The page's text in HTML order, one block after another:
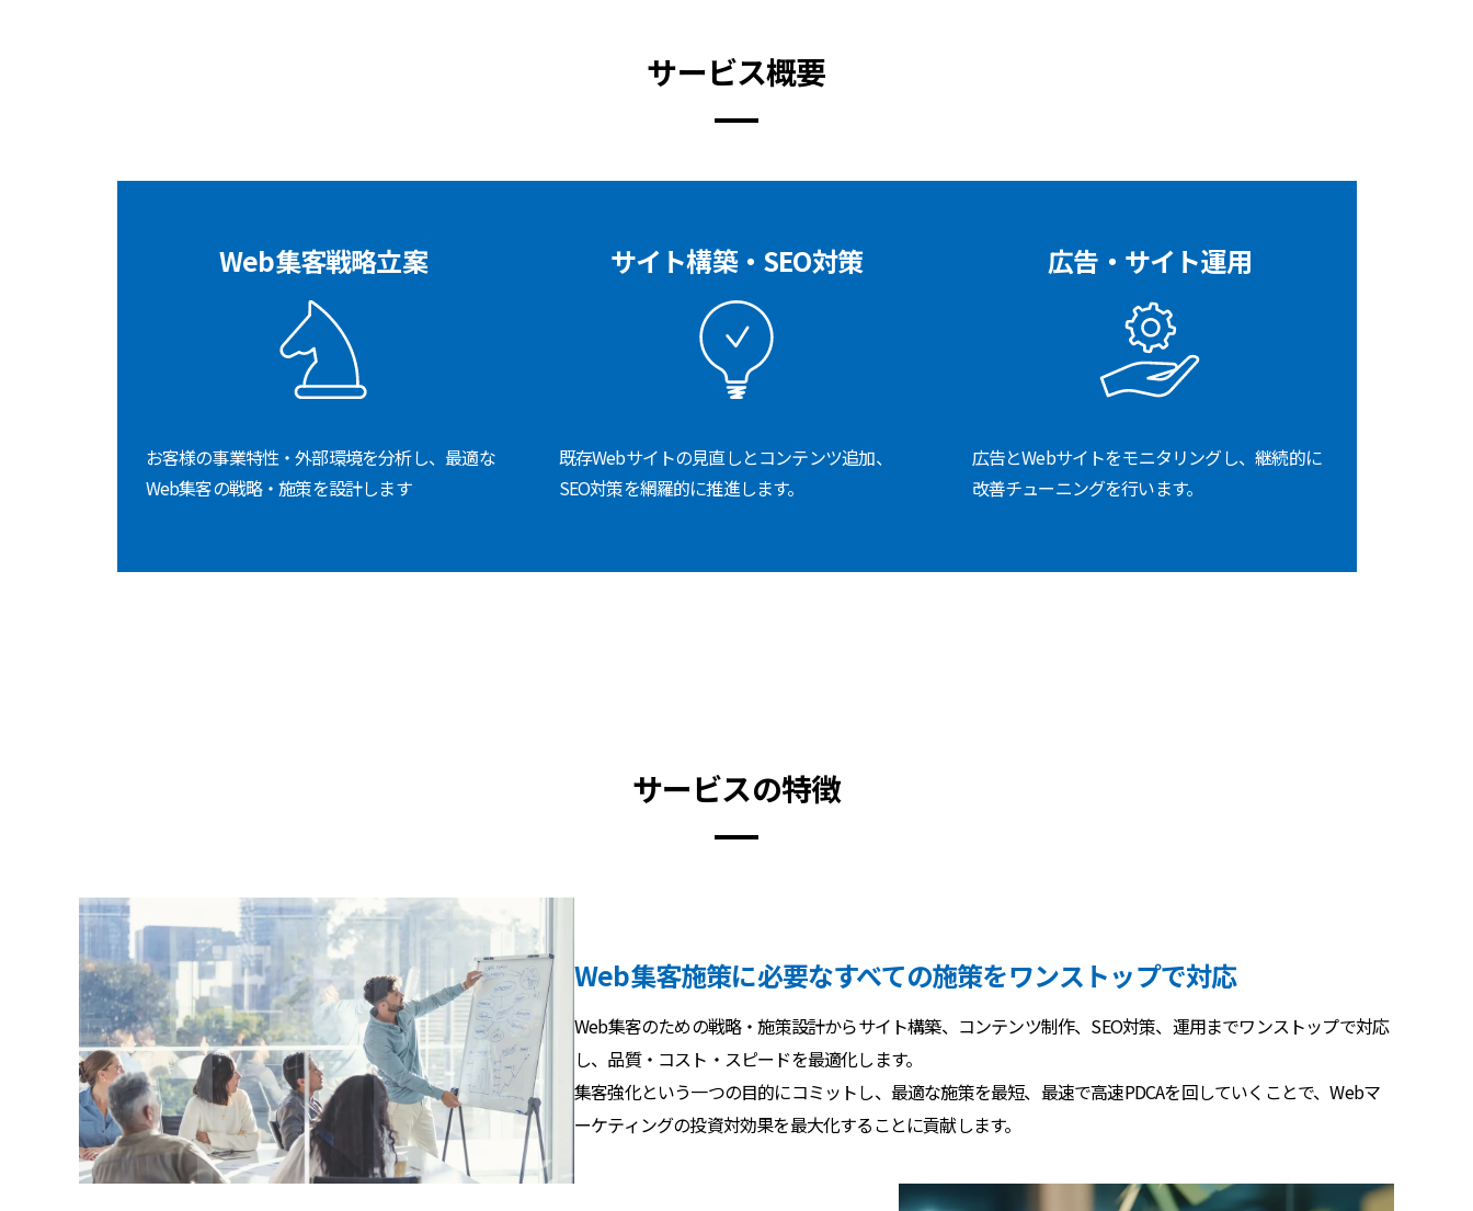
サービス概要
Web集客戦略立案
お客様の事業特性・外部環境を分析し、最適な
Web集客の戦略・施策を設計します
サイト構築・SEO対策
既存Webサイトの見直しとコンテンツ追加、
SEO対策を網羅的に推進します。
広告・サイト運用
広告とWebサイトをモニタリングし、継続的に
改善チューニングを行います。
サービスの特徴
Web集客施策に必要なすべての施策をワンストップで対応
Web集客のための戦略・施策設計からサイト構築、コンテンツ制作、SEO対策、運用までワンストップで対応
し、品質・コスト・スピードを最適化します。
集客強化という一つの目的にコミットし、最適な施策を最短、最速で高速PDCAを回していくことで、Webマ
ーケティングの投資対効果を最大化することに貢献します。